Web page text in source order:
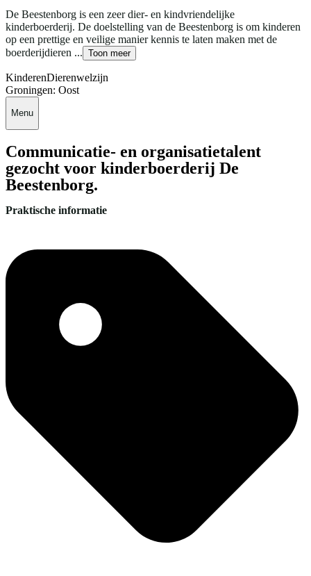
De Beestenborg is een zeer dier- en kindvriendelijke
kinderboerderij. De doelstelling van de Beestenborg is om kinderen
op een prettige en veilige manier kennis te laten maken met de
boerderijdieren ... Toon meer
KinderenDierenwelzijn
Groningen: Oost
Menu
Communicatie- en organisatietalent
gezocht voor kinderboerderij De
Beestenborg.
Praktische informatie